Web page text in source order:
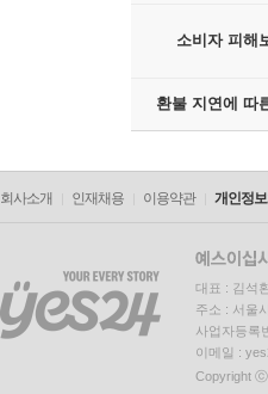
소비자 피해
환불 지연에 따
회사소개 인재채용 이용약관 개인정
대표 : 김석
주소 : 서울
사업자등록
이메일 :
Copyright ⓒ